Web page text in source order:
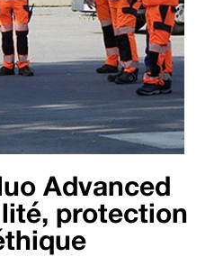
Advanced
protection